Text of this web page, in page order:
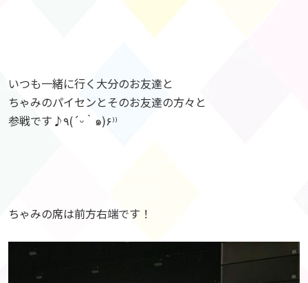
いつも一緒に行く大分のお友達と
ちゃみのパイセンとそのお友達の方々と
参戦です♪٩(´ᵕ｀๑)۶⁾⁾
ちゃみの席は前方右端です！